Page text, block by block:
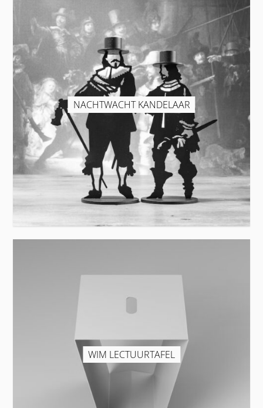
NACHTWACHT KANDELAAR
WIM LECTUURTAFEL